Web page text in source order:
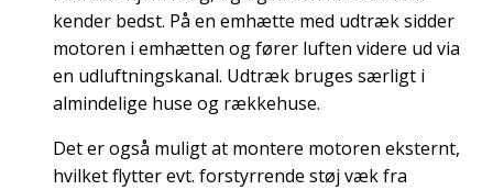
kender bedst. På en emhætte med udtræk sidder
motoren i emhætten og fører luften videre ud via
en udluftningskanal. Udtræk bruges særligt i
almindelige huse og rækkehuse.
Det er også muligt at montere motoren eksternt,
hvilket flytter evt. forstyrrende støj væk fra